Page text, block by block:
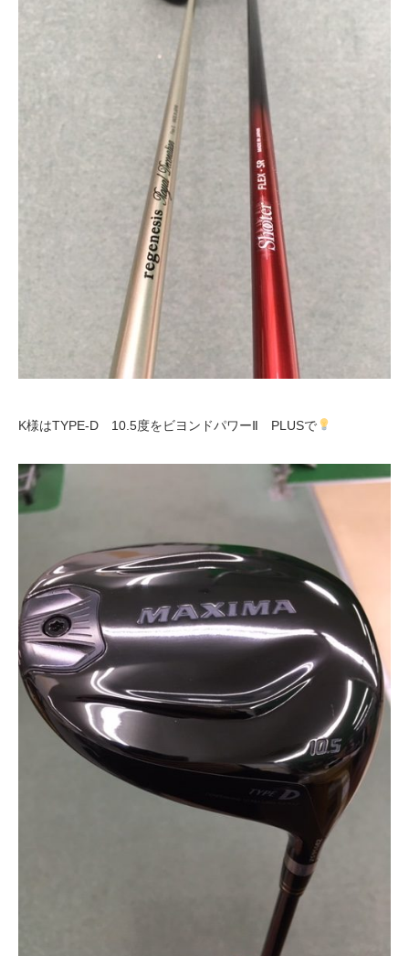
K様はTYPE-D 10.5度をビヨンドパワーⅡ PLUSで